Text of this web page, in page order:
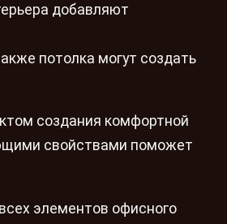
добавляют
потолка могут создать
создания комфортной
свойствами поможет
элементов офисного